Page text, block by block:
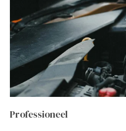
Professioneel